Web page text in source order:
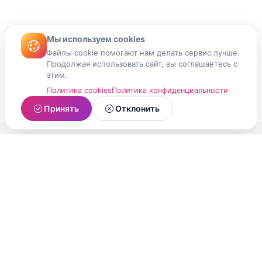
Мы используем cookies
Файлы cookie помогают нам делать сервис лучше.
Продолжая использовать сайт, вы соглашаетесь с
этим.
Политика cookiesПолитика конфиденциальности
Принять Отклонить